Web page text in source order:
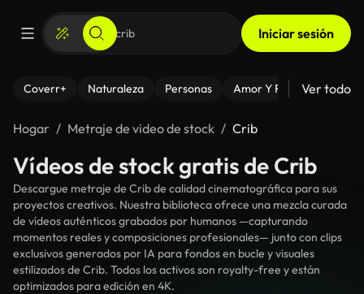
Iniciar sesión
Coverr+ Naturaleza Personas Amor Y Relaciones
Ver todo
Hogar Metraje de video de stock Crib
Vídeos de stock gratis de Crib
Descargue metraje de Crib de calidad cinematográfica para sus
proyectos creativos. Nuestra biblioteca ofrece una mezcla curada
de vídeos auténticos grabados por humanos —capturando
momentos reales y composiciones profesionales— junto con clips
exclusivos generados por IA para fondos en bucle y visuales
estilizados de Crib. Todos los activos son royalty-free y están
optimizados para edición en 4K.